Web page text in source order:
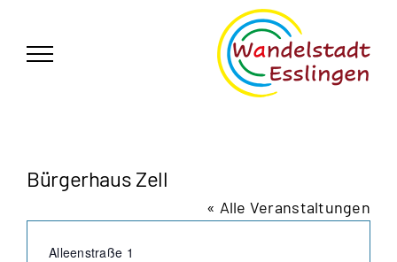
springen
Bürgerhaus Zell
« Alle Veranstaltungen
Adresse
Alleenstraße 1